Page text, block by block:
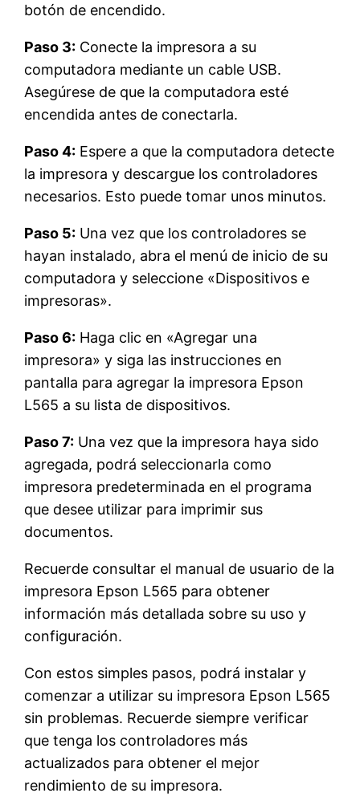
botón de encendido.
Paso 3: Conecte la impresora a su
computadora mediante un cable USB.
Asegúrese de que la computadora esté
encendida antes de conectarla.
Paso 4: Espere a que la computadora detecte
la impresora y descargue los controladores
necesarios. Esto puede tomar unos minutos.
Paso 5: Una vez que los controladores se
hayan instalado, abra el menú de inicio de su
computadora y seleccione «Dispositivos e
impresoras».
Paso 6: Haga clic en «Agregar una
impresora» y siga las instrucciones en
pantalla para agregar la impresora Epson
L565 a su lista de dispositivos.
Paso 7: Una vez que la impresora haya sido
agregada, podrá seleccionarla como
impresora predeterminada en el programa
que desee utilizar para imprimir sus
documentos.
Recuerde consultar el manual de usuario de la
impresora Epson L565 para obtener
información más detallada sobre su uso y
configuración.
Con estos simples pasos, podrá instalar y
comenzar a utilizar su impresora Epson L565
sin problemas. Recuerde siempre verificar
que tenga los controladores más
actualizados para obtener el mejor
rendimiento de su impresora.